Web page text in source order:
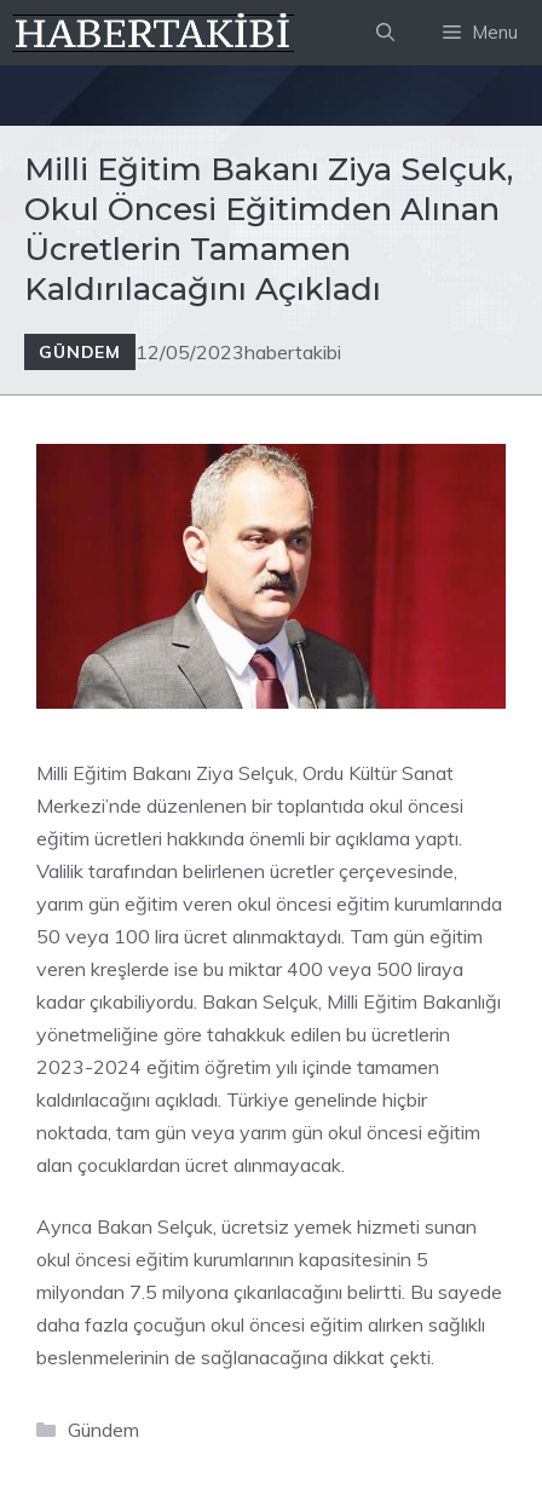
İçeriğe
atla
Menu
Milli Eğitim Bakanı Ziya Selçuk,
Okul Öncesi Eğitimden Alınan
Ücretlerin Tamamen
Kaldırılacağını Açıkladı
GÜNDEM 12/05/2023habertakibi
Milli Eğitim Bakanı Ziya Selçuk, Ordu Kültür Sanat
Merkezi’nde düzenlenen bir toplantıda okul öncesi
eğitim ücretleri hakkında önemli bir açıklama yaptı.
Valilik tarafından belirlenen ücretler çerçevesinde,
yarım gün eğitim veren okul öncesi eğitim kurumlarında
50 veya 100 lira ücret alınmaktaydı. Tam gün eğitim
veren kreşlerde ise bu miktar 400 veya 500 liraya
kadar çıkabiliyordu. Bakan Selçuk, Milli Eğitim Bakanlığı
yönetmeliğine göre tahakkuk edilen bu ücretlerin
2023-2024 eğitim öğretim yılı içinde tamamen
kaldırılacağını açıkladı. Türkiye genelinde hiçbir
noktada, tam gün veya yarım gün okul öncesi eğitim
alan çocuklardan ücret alınmayacak.
Ayrıca Bakan Selçuk, ücretsiz yemek hizmeti sunan
okul öncesi eğitim kurumlarının kapasitesinin 5
milyondan 7.5 milyona çıkarılacağını belirtti. Bu sayede
daha fazla çocuğun okul öncesi eğitim alırken sağlıklı
beslenmelerinin de sağlanacağına dikkat çekti.
Kategoriler
Gündem